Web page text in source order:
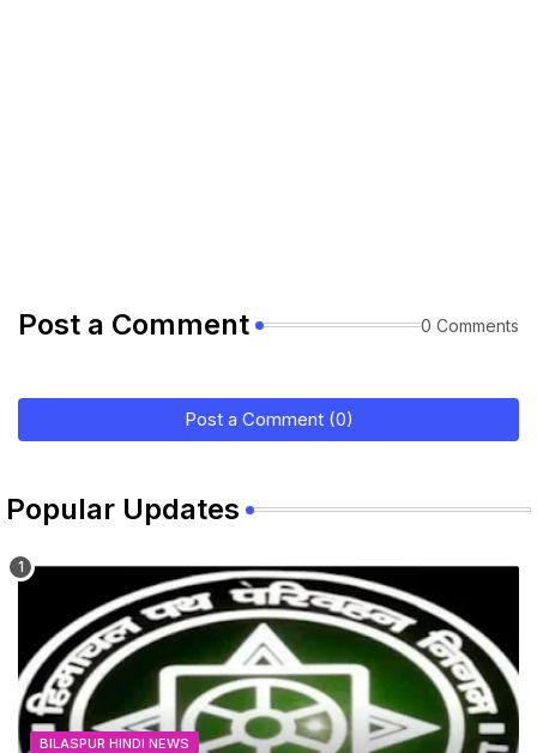
Post a Comment 0 Comments
Post a Comment (0)
Popular Updates
BILASPUR HINDI NEWS